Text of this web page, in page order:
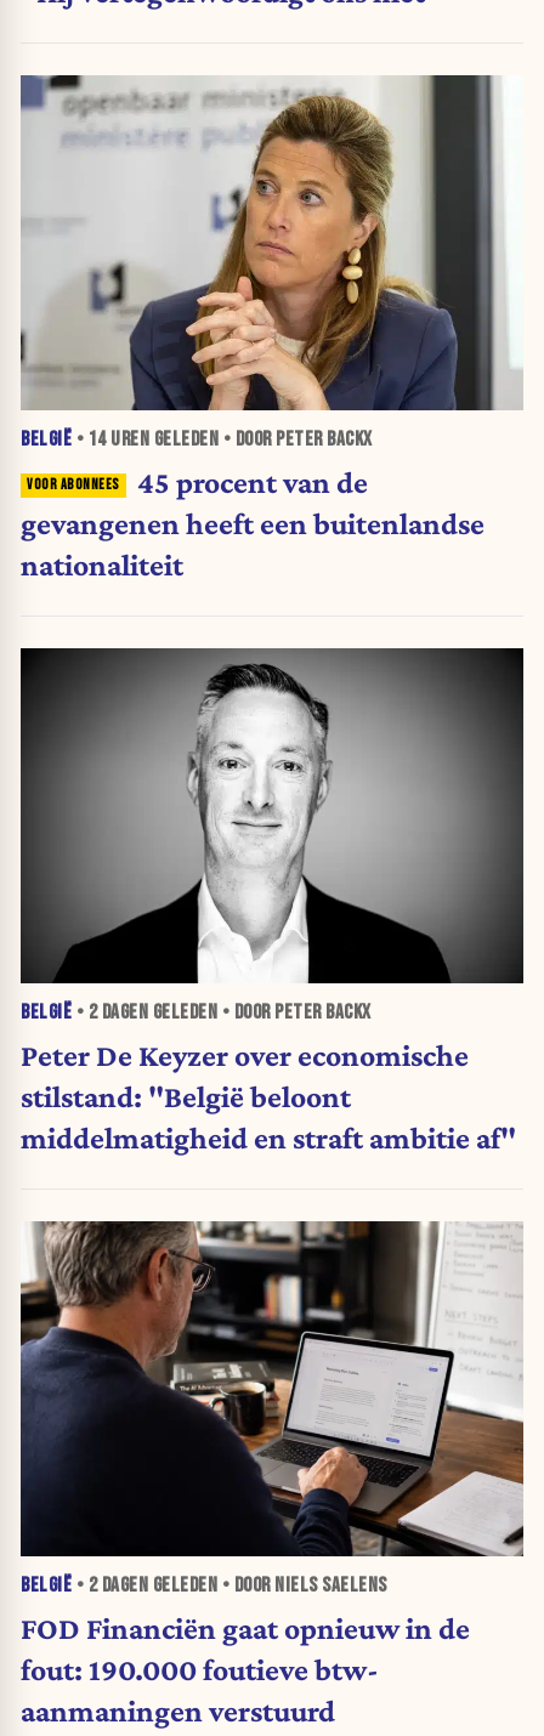
BELGIË • 14 UREN GELEDEN • DOOR PETER BACKX
45 procent van de
gevangenen heeft een buitenlandse
nationaliteit
BELGIË • 2 DAGEN GELEDEN • DOOR PETER BACKX
Peter De Keyzer over economische
stilstand: "België beloont
middelmatigheid en straft ambitie af"
BELGIË • 2 DAGEN GELEDEN • DOOR NIELS SAELENS
FOD Financiën gaat opnieuw in de
fout: 190.000 foutieve btw-
aanmaningen verstuurd